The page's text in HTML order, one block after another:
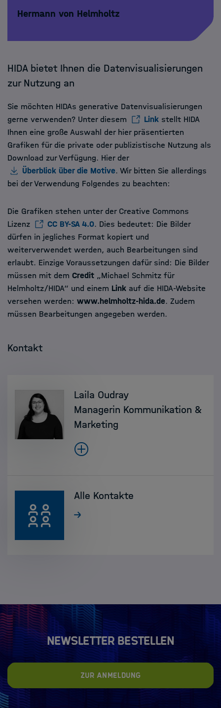
Hermann von Helmholtz
HIDA bietet Ihnen die Datenvisualisierungen
zur Nutzung an
Sie möchten HIDAs generative Datenvisualisierungen
gerne verwenden? Unter diesem
Link stellt HIDA
Ihnen eine große Auswahl der hier präsentierten
Grafiken für die private oder publizistische Nutzung als
Download zur Verfügung. Hier der
Überblick über die Motive. Wir bitten Sie allerdings
bei der Verwendung Folgendes zu beachten:
Die Grafiken stehen unter der Creative Commons
Lizenz
CC BY-SA 4.0. Dies bedeutet: Die Bilder
dürfen in jegliches Format kopiert und
weiterverwendet werden, auch Bearbeitungen sind
erlaubt. Einzige Voraussetzungen dafür sind: Die Bilder
müssen mit dem Credit „Michael Schmitz für
Helmholtz/HIDA“ und einem Link auf die HIDA-Website
versehen werden: www.helmholtz-hida.de. Zudem
müssen Bearbeitungen angegeben werden.
Kontakt
Laila Oudray
Managerin Kommunikation &
Marketing
Alle Kontakte
Newsletter bestellen
Zur Anmeldung